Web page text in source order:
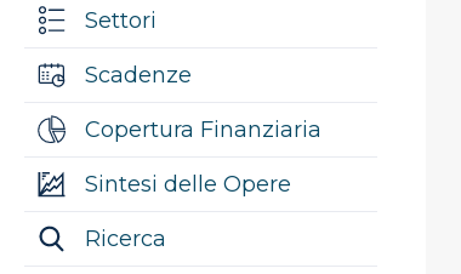
Settori
Scadenze
Copertura Finanziaria
Sintesi delle Opere
Ricerca